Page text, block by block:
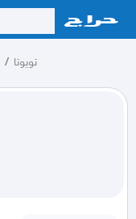
/ تويوتا